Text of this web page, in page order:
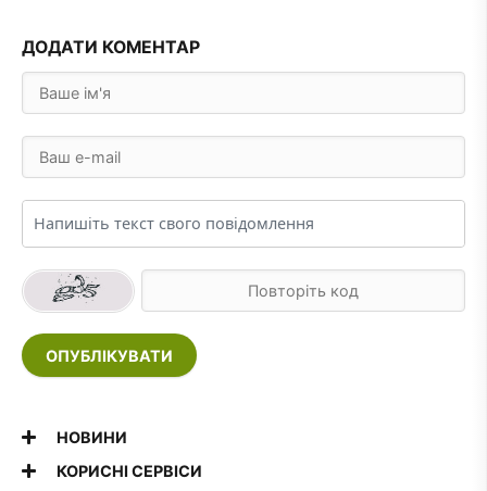
ДОДАТИ КОМЕНТАР
ОПУБЛІКУВАТИ
НОВИНИ
КОРИСНІ СЕРВІСИ